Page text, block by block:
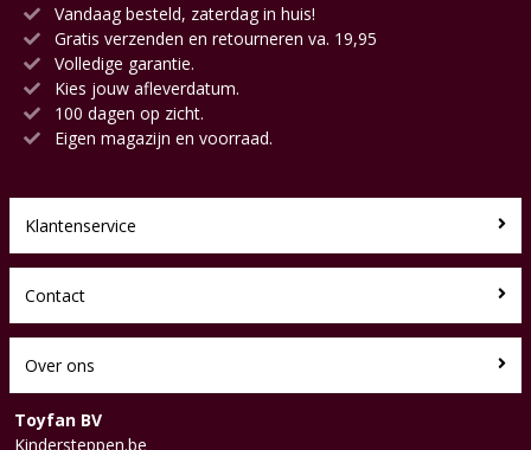
Vandaag besteld, zaterdag in huis!
Gratis verzenden en retourneren va. 19,95
Volledige garantie.
Kies jouw afleverdatum.
100 dagen op zicht.
Eigen magazijn en voorraad.
Klantenservice
Contact
Over ons
Toyfan BV
Kindersteppen.be